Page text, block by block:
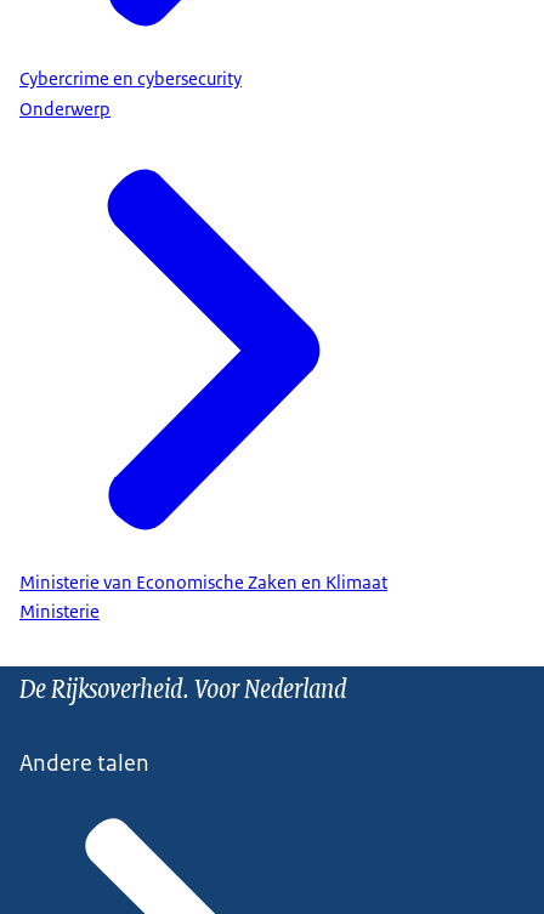
Cybercrime en cybersecurity
Onderwerp
Ministerie van Economische Zaken en Klimaat
Ministerie
De Rijksoverheid. Voor Nederland
Andere talen